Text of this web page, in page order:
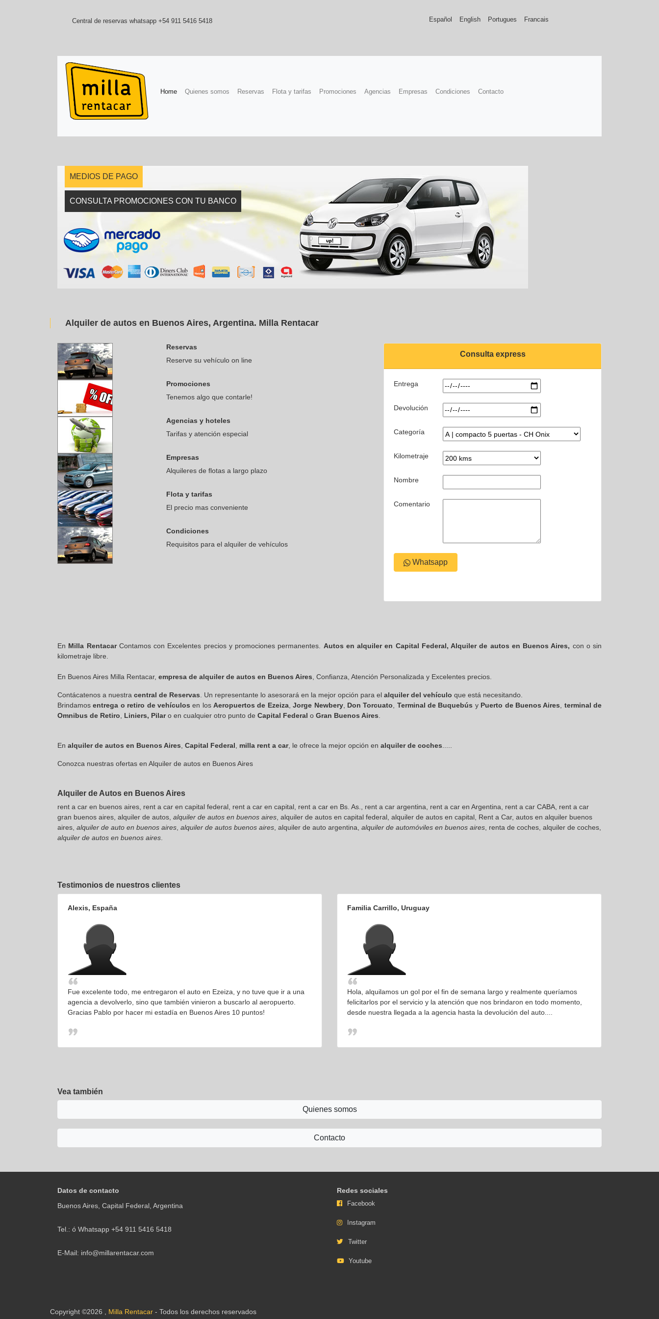
Central de reservas whatsapp +54 911 5416 5418 Español English Portugues Francais
Home(current)
Quienes somos Reservas Flota y tarifas Promociones Agencias Empresas Condiciones Contacto
MEDIOS DE PAGO
CONSULTA PROMOCIONES CON TU BANCO
Alquiler de autos en Buenos Aires, Argentina. Milla Rentacar
Reservas
Reserve su vehículo on line
Promociones
Tenemos algo que contarle!
Agencias y hoteles
Tarifas y atención especial
Empresas
Alquileres de flotas a largo plazo
Flota y tarifas
El precio mas conveniente
Condiciones
Requisitos para el alquiler de vehículos
Consulta express
Entrega
Devolución
Categoría
Kilometraje
Nombre
Comentario
Whatsapp
En Milla RentacarContamos con Excelentes precios y promociones permanentes. Autos en alquiler en Capital Federal, Alquiler de autos en Buenos Aires, con o sin
kilometraje libre.
En Buenos Aires Milla Rentacar, empresa de alquiler de autos en Buenos Aires , Confianza, Atención Personalizada y Excelentes precios.
Contácatenos a nuestra central de Reservas . Un representante lo asesorará en la mejor opción para el alquiler del vehículo que está necesitando.
Brindamos entrega o retiro de vehículos en los Aeropuertos de Ezeiza,Jorge Newbery, Don Torcuato Terminal de Buquebús yPuerto de Buenos Aires
terminal de
Omnibus de Retiro
Liniers, Pilaro en cualquier otro punto de Capital Federal o Gran Buenos Aires
En alquiler de autos en Buenos Aires Capital Federal milla rent a car, le ofrece la mejor opción en alquiler de coches
Conozca nuestras ofertas en Alquiler de autos en Buenos Aires
Alquiler de Autos en Buenos Aires
rent a car en buenos aires, rent a car en capital federal, rent a car en capital, rent a car en Bs. As., rent a car argentina, rent a car en Argentina, rent a car CABA, rent a car
gran buenos aires, alquiler de autos, alquiler de autos en buenos aires , alquiler de autos en capital federal, alquiler de autos en capital, Rent a Car, autos en alquiler buenos
aires, alquiler de auto en buenos aires alquiler de autos buenos aires , alquiler de auto argentina, alquiler de automóviles en buenos aires , renta de coches, alquiler de coches,
alquiler de autos en buenos aires
Testimonios de nuestros clientes
Alexis, España
Fue excelente todo, me entregaron el auto en Ezeiza, y no tuve que ir a una
agencia a devolverlo, sino que también vinieron a buscarlo al aeropuerto.
Gracias Pablo por hacer mi estadía en Buenos Aires 10 puntos!
Familia Carrillo, Uruguay
Hola, alquilamos un gol por el fin de semana largo y realmente queríamos
felicitarlos por el servicio y la atención que nos brindaron en todo momento,
desde nuestra llegada a la agencia hasta la devolución del auto....
Vea también
Quienes somos
Contacto
Datos de contacto
Buenos Aires, Capital Federal, Argentina
Tel.: ó Whatsapp +54 911 5416 5418
E-Mail: info@millarentacar.com
Redes sociales
Facebook
Instagram
Twitter
Youtube
Copyright ©2026 , Milla Rentacar - Todos los derechos reservados